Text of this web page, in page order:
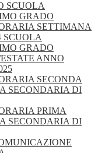
SCUOLA
GRADO
SETTIMANA
SCUOLA
GRADO
ANNO
SECONDA
SECONDARIA DI
PRIMA
SECONDARIA DI